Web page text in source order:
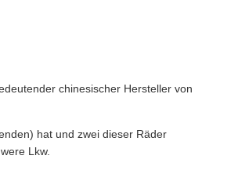
chinesischer Hersteller von
hat und zwei dieser Räder
Lkw.